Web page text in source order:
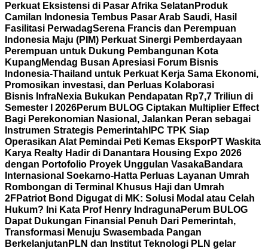
Perkuat Eksistensi di Pasar Afrika Selatan Produk
Camilan Indonesia Tembus Pasar Arab Saudi, Hasil
Fasilitasi PerwadagSerena Francis dan Perempuan
Indonesia Maju (PIM) Perkuat Sinergi Pemberdayaan
Perempuan untuk Dukung Pembangunan Kota
Kupang Mendag Busan Apresiasi Forum Bisnis
Indonesia-Thailand untuk Perkuat Kerja Sama Ekonomi,
Promosikan investasi, dan Perluas Kolaborasi
Bisnis InfraNexia Bukukan Pendapatan Rp7,7 Triliun di
Semester I 2026Perum BULOG Ciptakan Multiplier Effect
Bagi Perekonomian Nasional, Jalankan Peran sebagai
Instrumen Strategis Pemerintah IPC TPK Siap
Operasikan Alat Pemindai Peti Kemas EksporPT Waskita
Karya Realty Hadir di Danantara Housing Expo 2026
dengan Portofolio Proyek Unggulan VasakaBandara
Internasional Soekarno-Hatta Perluas Layanan Umrah
Rombongan di Terminal Khusus Haji dan Umrah
2FPatriot Bond Digugat di MK: Solusi Modal atau Celah
Hukum? Ini Kata Prof Henry IndragunaPerum BULOG
Dapat Dukungan Finansial Penuh Dari Pemerintah,
Transformasi Menuju Swasembada Pangan
Berkelanjutan PLN dan Institut Teknologi PLN gelar